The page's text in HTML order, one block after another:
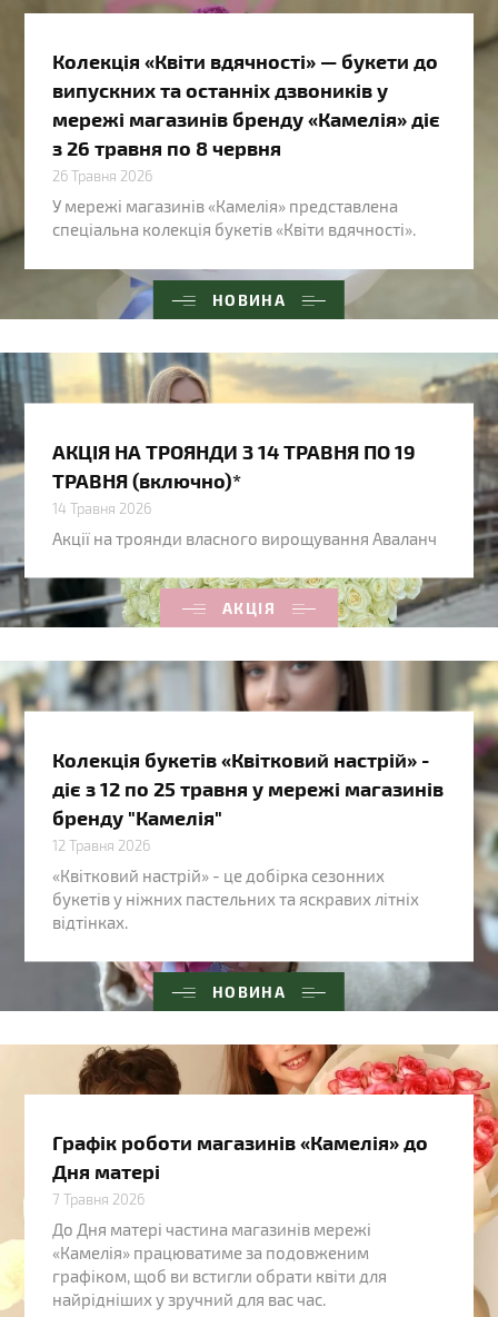
НОВИНА
Колекція «Квіти вдячності» — букети до
випускних та останніх дзвоників у
мережі магазинів бренду «Камелія» діє
з 26 травня по 8 червня
26 Травня 2026
У мережі магазинів «Камелія» представлена
спеціальна колекція букетів «Квіти вдячності».
АКЦІЯ
АКЦІЯ НА ТРОЯНДИ З 14 ТРАВНЯ ПО 19
ТРАВНЯ (включно)*
14 Травня 2026
Акції на троянди власного вирощування Аваланч
НОВИНА
Колекція букетів «Квітковий настрій» -
діє з 12 по 25 травня у мережі магазинів
бренду "Камелія"
12 Травня 2026
«Квітковий настрій» - це добірка сезонних
букетів у ніжних пастельних та яскравих літніх
відтінках.
Графік роботи магазинів «Камелія» до
Дня матері
7 Травня 2026
До Дня матері частина магазинів мережі
«Камелія» працюватиме за подовженим
графіком, щоб ви встигли обрати квіти для
найрідніших у зручний для вас час.